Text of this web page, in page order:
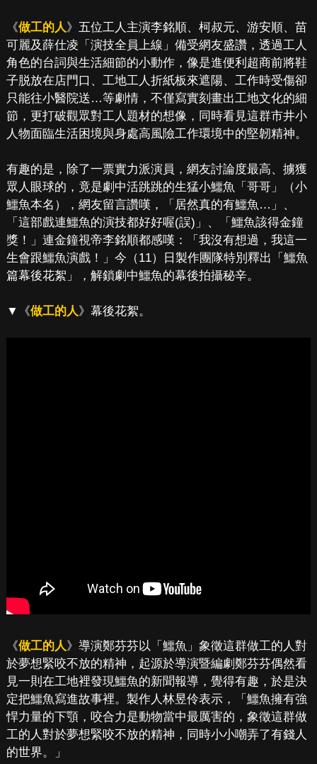
《做工的人》五位工人主演李銘順、柯叔元、游安順、苗
可麗及薛仕凌「演技全員上線」備受網友盛讚，透過工人
角色的台詞與生活細節的小動作，像是進便利超商前將鞋
子脱放在店門口、工地工人折紙板來遮陽、工作時受傷卻
只能往小醫院送…等劇情，不僅寫實刻畫出工地文化的細
節，更打破觀眾對工人題材的想像，同時看見這群市井小
人物面臨生活困境與身處高風險工作環境中的堅韌精神。
有趣的是，除了一票實力派演員，網友討論度最高、擄獲
眾人眼球的，竟是劇中活跳跳的生猛小鱷魚「哥哥」（小
鱷魚本名），網友留言讚嘆，「居然真的有鱷魚…」、
「這部戲連鱷魚的演技都好好喔(誤)」、「鱷魚該得金鐘
獎！」連金鐘視帝李銘順都感嘆：「我沒有想過，我這一
生會跟鱷魚演戲！」今（11）日製作團隊特別釋出「鱷魚
篇幕後花絮」，解鎖劇中鱷魚的幕後拍攝秘辛。
▼《做工的人》幕後花絮。
《做工的人》導演鄭芬芬以「鱷魚」象徵這群做工的人對
於夢想緊咬不放的精神，起源於導演暨編劇鄭芬芬偶然看
見一則在工地裡發現鱷魚的新聞報導，覺得有趣，於是決
定把鱷魚寫進故事裡。製作人林昱伶表示，「鱷魚擁有強
悍力量的下顎，咬合力是動物當中最厲害的，象徵這群做
工的人對於夢想緊咬不放的精神，同時小小嘲弄了有錢人
的世界。」